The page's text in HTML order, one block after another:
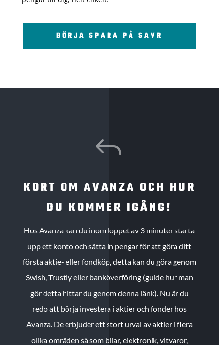
BÖRJA SPARA PÅ SAVR
J
KORT OM AVANZA OCH HUR
DU KOMMER IGÅNG!
Hos Avanza kan du inom loppet av 3 minuter starta
upp ett konto och sätta in pengar för att göra ditt
första aktie- eller fondköp, detta kan du göra genom
Swish, Trustly eller banköverföring (guide hur man
gör detta hittar du genom denna länk). Nu är du
redo att börja investera i aktier och fonder hos
Avanza. De erbjuder ett stort urval av aktier i flera
olika områden så som bilar, elektronik, vitvaror,